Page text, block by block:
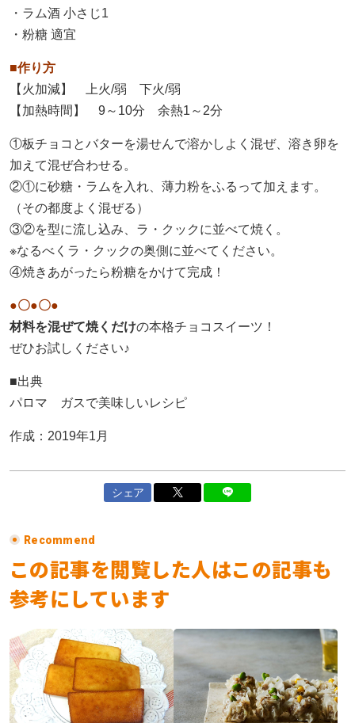
・ラム酒 小さじ1
・粉糖 適宜
■作り方
【火加減】 上火/弱 下火/弱
【加熱時間】 9～10分 余熱1～2分
①板チョコとバターを湯せんで溶かしよく混ぜ、溶き卵を
加えて混ぜ合わせる。
②①に砂糖・ラムを入れ、薄力粉をふるって加えます。
（その都度よく混ぜる）
③②を型に流し込み、ラ・クックに並べて焼く。
※なるべくラ・クックの奥側に並べてください。
④焼きあがったら粉糖をかけて完成！
●〇●〇●
材料を混ぜて焼くだけの本格チョコスイーツ！
ぜひお試しください♪
■出典
パロマ ガスで美味しいレシピ
作成：2019年1月
シェア
Recommend
この記事を閲覧した人はこの記事も
参考にしています